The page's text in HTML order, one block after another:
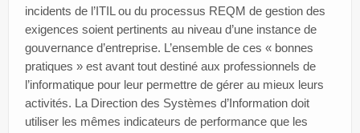
incidents de l’ITIL ou du processus REQM de gestion des
exigences soient pertinents au niveau d’une instance de
gouvernance d’entreprise. L’ensemble de ces « bonnes
pratiques » est avant tout destiné aux professionnels de
l’informatique pour leur permettre de gérer au mieux leurs
activités. La Direction des Systèmes d’Information doit
utiliser les mêmes indicateurs de performance que les